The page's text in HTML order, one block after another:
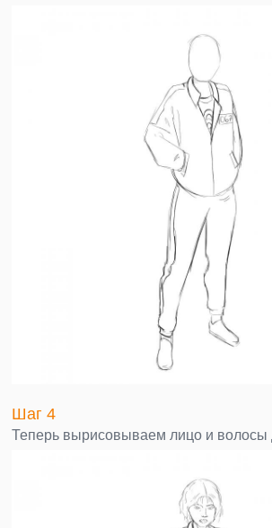
Шаг 4
Теперь вырисовываем лицо и волосы